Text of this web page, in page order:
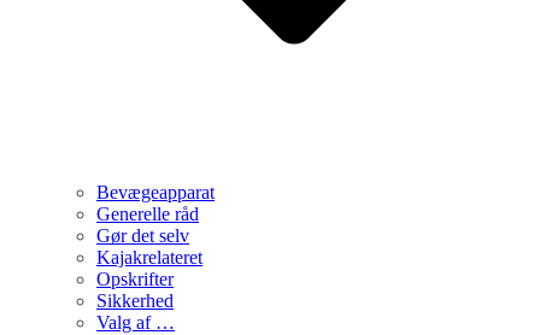
Bevægeapparat
Generelle råd
Gør det selv
Kajakrelateret
Opskrifter
Sikkerhed
Valg af …